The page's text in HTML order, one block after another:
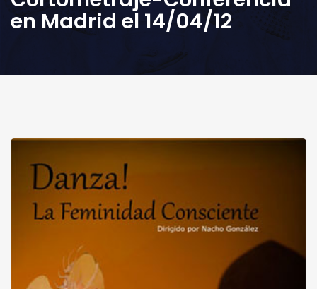
en Madrid el 14/04/12